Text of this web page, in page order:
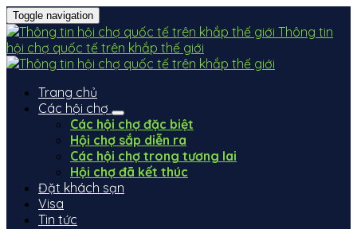
Toggle navigation
Thông tin
hội chợ quốc tế trên khắp thế giới
Trang chủ
Các hội chợ
Các hội chợ đặc biệt
Hội chợ sắp diễn ra
Các hội chợ trong tương lai
Hội chợ đã kết thúc
Đặt khách sạn
Visa
Tin tức